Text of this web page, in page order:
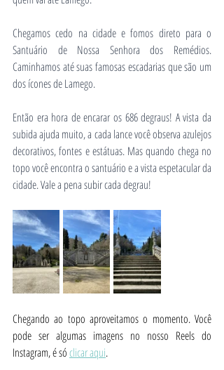
Chegamos cedo na cidade e fomos direto para o
Santuário de Nossa Senhora dos Remédios.
Caminhamos até suas famosas escadarias que são um
dos ícones de Lamego.
Então era hora de encarar os 686 degraus! A vista da
subida ajuda muito, a cada lance você observa azulejos
decorativos, fontes e estátuas. Mas quando chega no
topo você encontra o santuário e a vista espetacular da
cidade. Vale a pena subir cada degrau!
Chegando ao topo aproveitamos o momento. Você
pode ser algumas imagens no nosso Reels do
Instagram, é só clicar aqui.